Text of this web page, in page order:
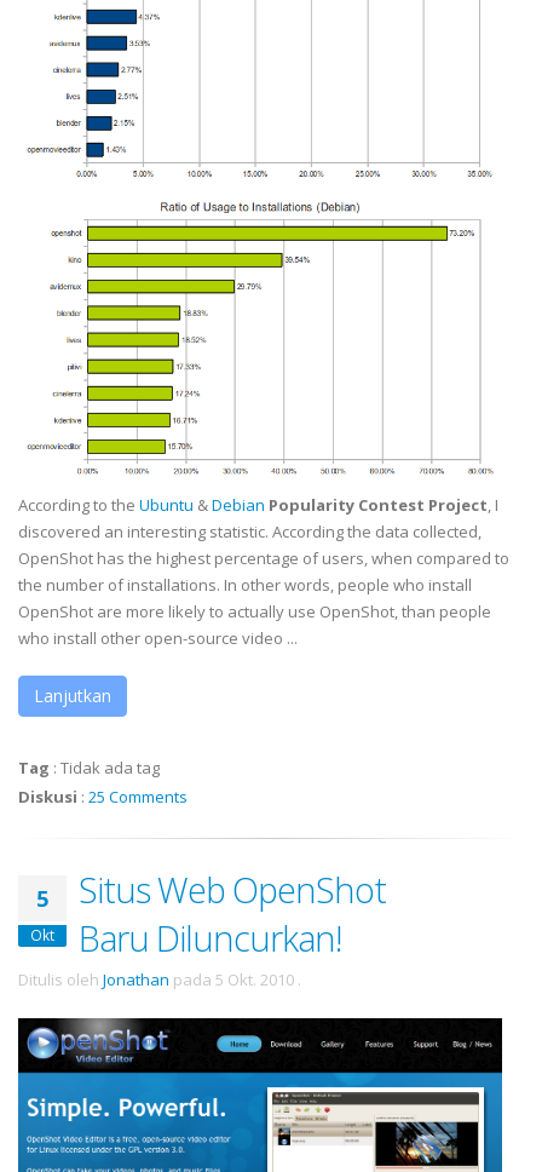
According to the Ubuntu &Debian Popularity Contest Project, I
discovered an interesting statistic. According the data collected,
OpenShot has the highest percentage of users, when compared to
the number of installations. In other words, people who install
OpenShot are more likely to actually use OpenShot, than people
who install other open-source video ...
Lanjutkan
Tag : Tidak ada tag
Diskusi : 25 Comments
5
Okt
Situs Web OpenShot
Baru Diluncurkan!
Ditulis oleh Jonathan pada 5 Okt. 2010 .